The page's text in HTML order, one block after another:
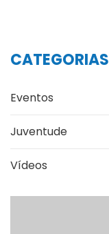
CATEGORIAS
Eventos
Juventude
Vídeos